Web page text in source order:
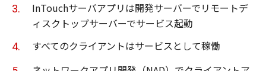
InTouchサーバアプリは開発サーバーでリモートデ
ィスクトップサーバーでサービス起動
すべてのクライアントはサービスとして稼働